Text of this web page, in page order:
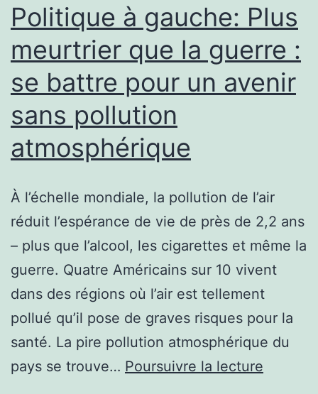
Politique à gauche: Plus
meurtrier que la guerre :
se battre pour un avenir
sans pollution
atmosphérique
À l’échelle mondiale, la pollution de l’air
réduit l’espérance de vie de près de 2,2 ans
– plus que l’alcool, les cigarettes et même la
guerre. Quatre Américains sur 10 vivent
dans des régions où l’air est tellement
pollué qu’il pose de graves risques pour la
santé. La pire pollution atmosphérique du
pays se trouve… Poursuivre la lecture